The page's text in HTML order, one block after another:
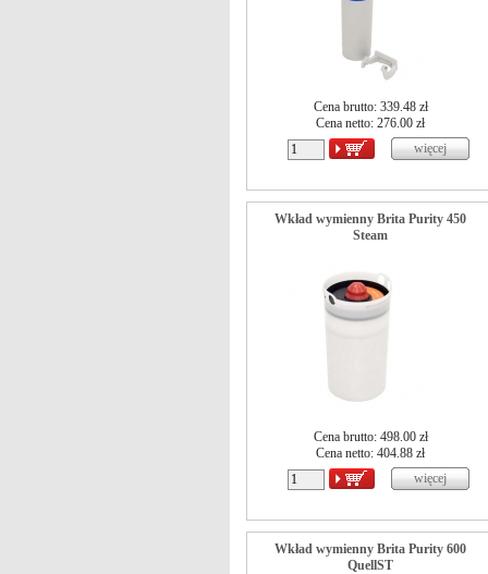
Cena brutto: 339.48 zł
Cena netto: 276.00 zł
Wkład wymienny Brita Purity 450
Steam
Cena brutto: 498.00 zł
Cena netto: 404.88 zł
Wkład wymienny Brita Purity 600
QuellST